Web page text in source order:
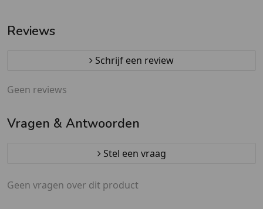
Reviews
Schrijf een review
Geen reviews
Vragen & Antwoorden
Stel een vraag
Geen vragen over dit product